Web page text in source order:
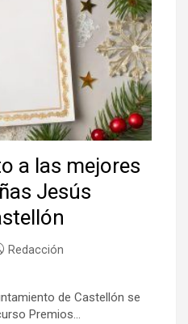
a las mejores
Jesús
Redacción
de Castellón se
Premios...